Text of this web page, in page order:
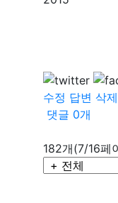
수정 답변 삭제
댓글 0개
182개(7/16페